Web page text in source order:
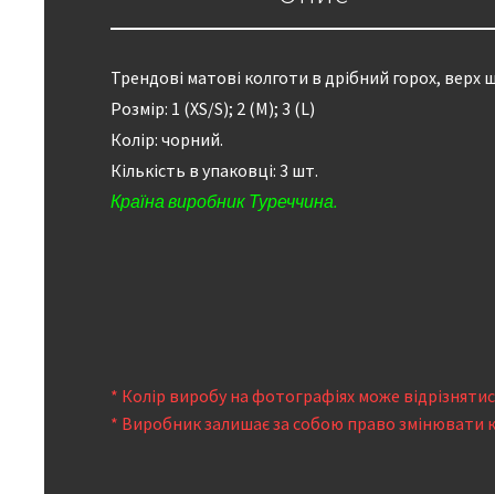
Трендові матові колготи в дрібний горох, верх
Розмір: 1 (XS/S); 2 (М); 3 (L)
Колір: чорний.
Кількість в упаковці: 3 шт.
Країна виробник Туреччина.
* Колір виробу на фотографіях може
* Виробник залишає за собою право змінювати